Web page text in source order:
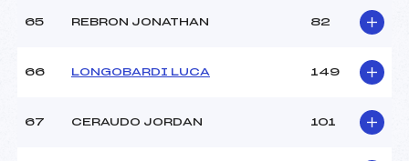
65 REBRON JONATHAN 82
66 LONGOBARDI LUCA 149
67 CERAUDO JORDAN 101